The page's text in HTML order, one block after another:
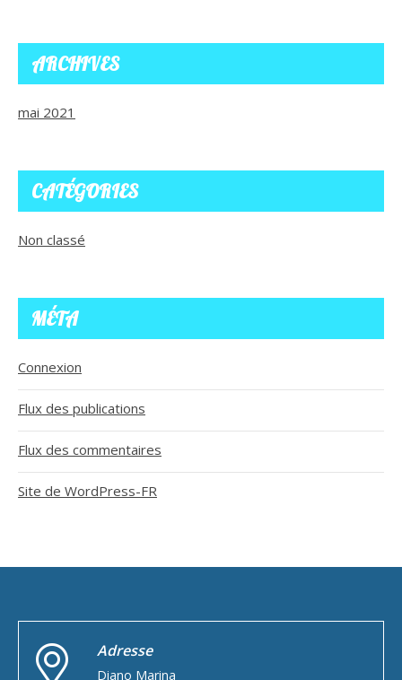
ARCHIVES
mai 2021
CATÉGORIES
Non classé
MÉTA
Connexion
Flux des publications
Flux des commentaires
Site de WordPress-FR
Adresse
Diano Marina